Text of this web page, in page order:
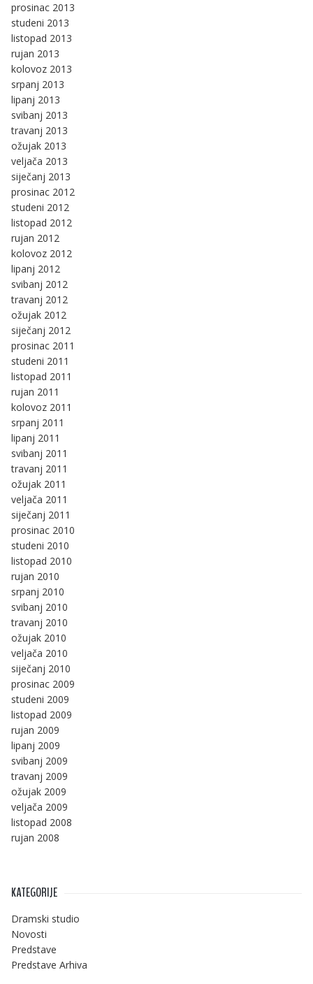
prosinac 2013
studeni 2013
listopad 2013
rujan 2013
kolovoz 2013
srpanj 2013
lipanj 2013
svibanj 2013
travanj 2013
ožujak 2013
veljača 2013
siječanj 2013
prosinac 2012
studeni 2012
listopad 2012
rujan 2012
kolovoz 2012
lipanj 2012
svibanj 2012
travanj 2012
ožujak 2012
siječanj 2012
prosinac 2011
studeni 2011
listopad 2011
rujan 2011
kolovoz 2011
srpanj 2011
lipanj 2011
svibanj 2011
travanj 2011
ožujak 2011
veljača 2011
siječanj 2011
prosinac 2010
studeni 2010
listopad 2010
rujan 2010
srpanj 2010
svibanj 2010
travanj 2010
ožujak 2010
veljača 2010
siječanj 2010
prosinac 2009
studeni 2009
listopad 2009
rujan 2009
lipanj 2009
svibanj 2009
travanj 2009
ožujak 2009
veljača 2009
listopad 2008
rujan 2008
KATEGORIJE
Dramski studio
Novosti
Predstave
Predstave Arhiva